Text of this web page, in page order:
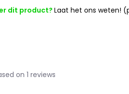
dit product?Laat het ons weten!
on 1 reviews